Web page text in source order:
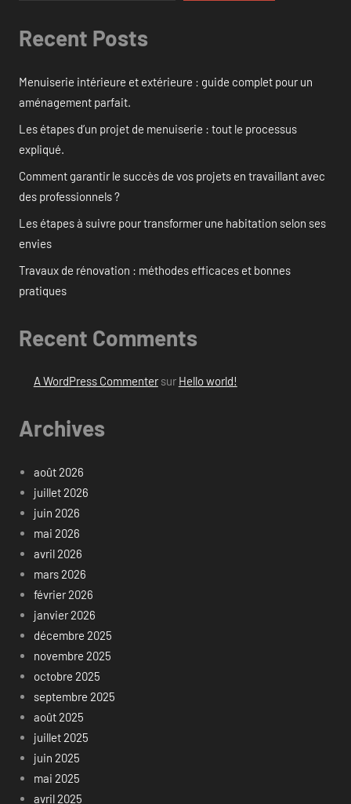
Recent Posts
Menuiserie intérieure et extérieure : guide complet pour un
aménagement parfait.
Les étapes d’un projet de menuiserie : tout le processus
expliqué.
Comment garantir le succès de vos projets en travaillant avec
des professionnels ?
Les étapes à suivre pour transformer une habitation selon ses
envies
Travaux de rénovation : méthodes efficaces et bonnes
pratiques
Recent Comments
A WordPress Commentersur Hello world!
Archives
août 2026
juillet 2026
juin 2026
mai 2026
avril 2026
mars 2026
février 2026
janvier 2026
décembre 2025
novembre 2025
octobre 2025
septembre 2025
août 2025
juillet 2025
juin 2025
mai 2025
avril 2025